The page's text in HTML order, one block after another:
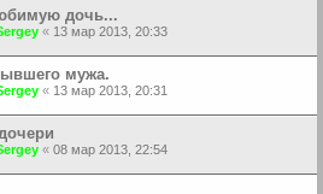
дочь...
« 13 мар 2013, 20:33
мужа.
« 13 мар 2013, 20:31
« 08 мар 2013, 22:54